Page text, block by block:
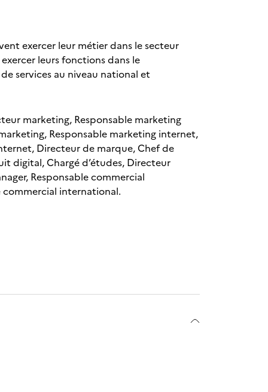
exercer leur métier dans le secteur
leurs fonctions dans le
services au niveau national et
marketing, Responsable marketing
Responsable marketing internet,
Directeur de marque, Chef de
digital, Chargé d’études, Directeur
Responsable commercial
international.